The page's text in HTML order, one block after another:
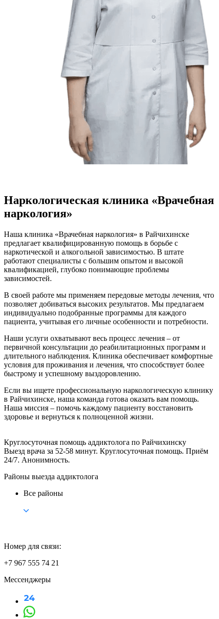
Наркологическая клиника «Врачебная
наркология»
Наша клиника «Врачебная наркология» в Райчихинске
предлагает квалифицированную помощь в борьбе с
наркотической и алкогольной зависимостью. В штате
работают специалисты с большим опытом и высокой
квалификацией, глубоко понимающие проблемы
зависимостей.
В своей работе мы применяем передовые методы лечения, что
позволяет добиваться высоких результатов. Мы предлагаем
индивидуально подобранные программы для каждого
пациента, учитывая его личные особенности и потребности.
Наши услуги охватывают весь процесс лечения – от
первичной консультации до реабилитационных программ и
длительного наблюдения. Клиника обеспечивает комфортные
условия для проживания и лечения, что способствует более
быстрому и успешному выздоровлению.
Если вы ищете профессиональную наркологическую клинику
в Райчихинске, наша команда готова оказать вам помощь.
Наша миссия – помочь каждому пациенту восстановить
здоровье и вернуться к полноценной жизни.
Круглосуточная помощь аддиктолога по Райчихинску
Выезд врача за 52-58 минут. Круглосуточная помощь. Приём
24/7. Анонимность.
Районы выезда аддиктолога
Все районы
Номер для связи:
+7 967 555 74 21
Мессенджеры